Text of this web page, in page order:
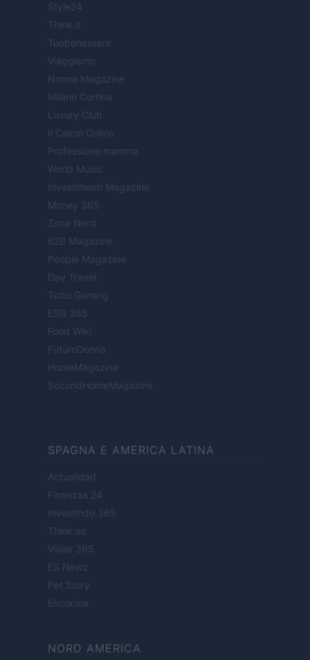
Style24
Think.it
Tuobenessere
Viaggiamo
Nonne Magazine
Milano Cortina
Luxury Club
Il Calcio Online
Professione mamma
World Music
Investimenti Magazine
Money 365
Zona Nerd
B2B Magazine
People Magazine
Day Travel
Tutto Gaming
ESG 365
Food Wiki
FuturoDonna
HomeMagazine
SecondHomeMagazine
SPAGNA E AMERICA LATINA
Actualidad
Finanzas 24
Investindo 365
Think.es
Viajar 365
ES Newz
Pet Story
Encocina
NORD AMERICA